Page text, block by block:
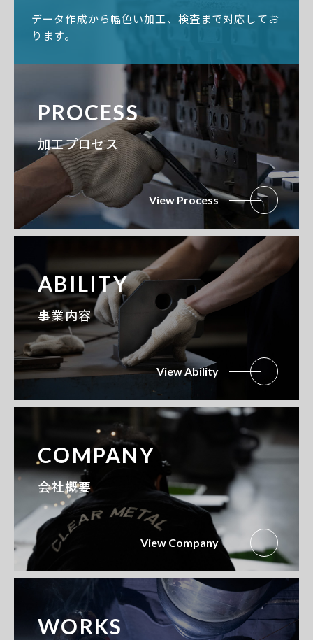
データ作成から幅色い加工、検査まで対応してお
ります。
PROCESS
加工プロセス
View Process
ABILITY
事業内容
View Ability
COMPANY
会社概要
View Company
WORKS